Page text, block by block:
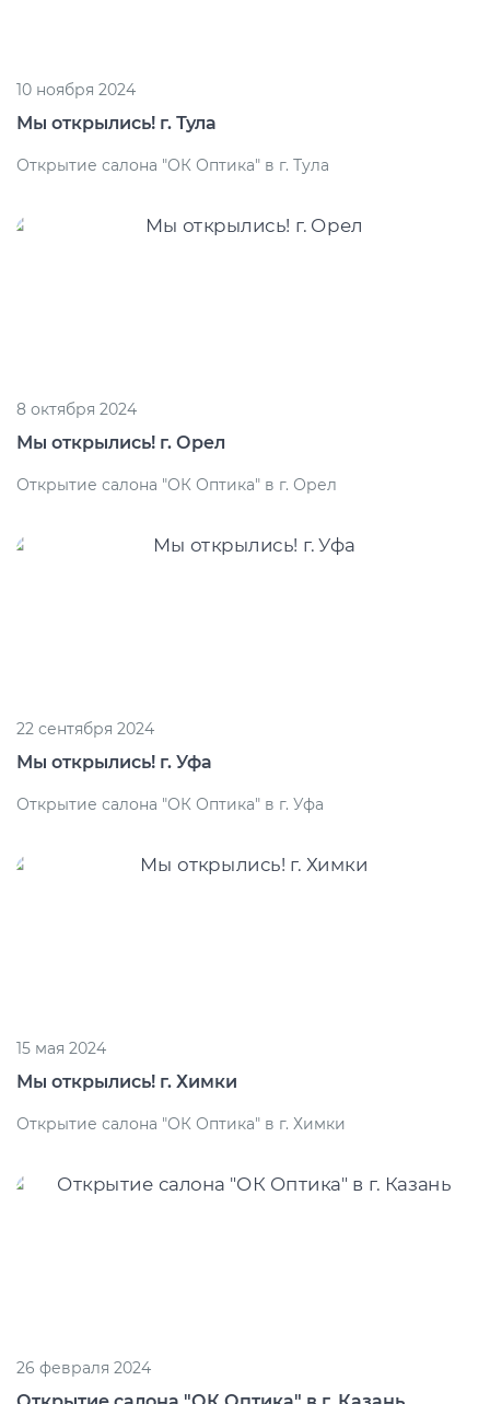
10 ноября 2024
Мы открылись! г. Тула
Открытие салона "ОК Оптика" в г. Тула
8 октября 2024
Мы открылись! г. Орел
Открытие салона "ОК Оптика" в г. Орел
22 сентября 2024
Мы открылись! г. Уфа
Открытие салона "ОК Оптика" в г. Уфа
15 мая 2024
Мы открылись! г. Химки
Открытие салона "ОК Оптика" в г. Химки
26 февраля 2024